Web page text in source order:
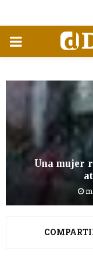
MENÚ
Una mujer